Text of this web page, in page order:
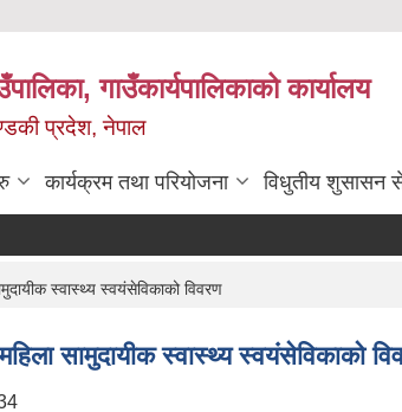
गाउँकार्यपालिकाको कार्यालय
प्रदेश, नेपाल
कार्यक्रम तथा परियोजना विधुतीय शुसासन
स्वास्थ्य स्वयंसेविकाको विवरण
सामुदायीक स्वास्थ्य स्वयंसेविकाको